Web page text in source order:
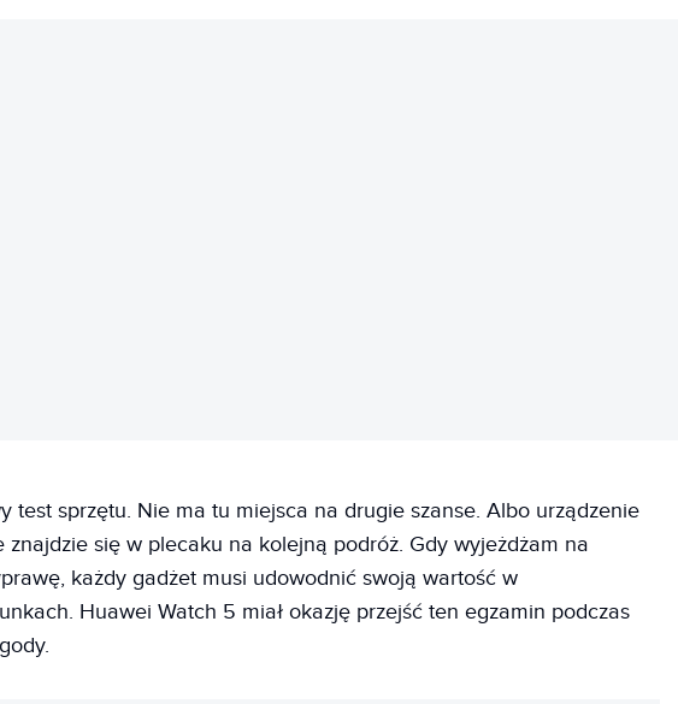
test sprzętu. Nie ma tu miejsca na drugie szanse. Albo urządzenie
znajdzie się w plecaku na kolejną podróż. Gdy wyjeżdżam na
każdy gadżet musi udowodnić swoją wartość w
Huawei Watch 5 miał okazję przejść ten egzamin podczas